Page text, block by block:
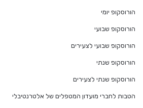
הורוסקופ יומי
הורוסקופ שבועי
הורוסקופ שבועי לצעירים
הורוסקופ שנתי
הורוסקופ שנתי לצעירים
הטבות לחברי מועדון המטפלים של אלטרנטיבלי